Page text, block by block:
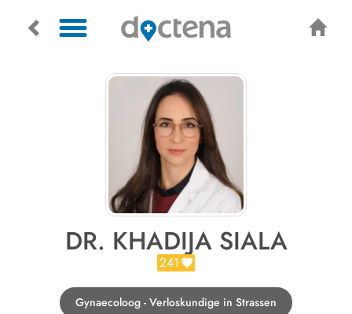
DR. KHADIJA SIALA
241
Gynaecoloog - Verloskundige in Strassen